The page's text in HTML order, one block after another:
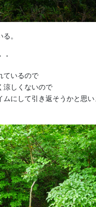
。
・
ているので
涼しくないので
ムにして引き返そうかと思い